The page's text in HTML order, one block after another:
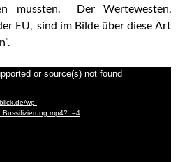
mussten. Der Wertewesten,
EU, sind im Bilde über diese Art
or source(s) not found
wp-